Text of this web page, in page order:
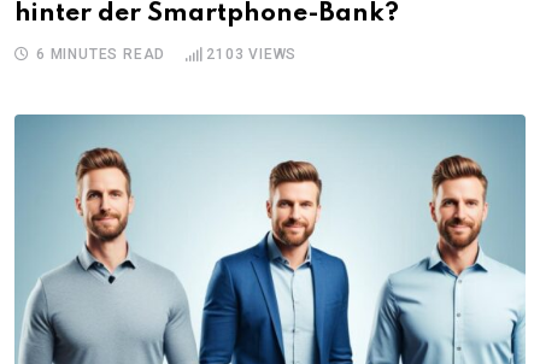
hinter der Smartphone-Bank?
6 MINUTES READ 2103 VIEWS